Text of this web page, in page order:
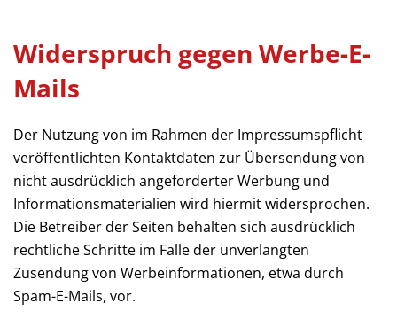
Widerspruch gegen Werbe-E-
Mails
Der Nutzung von im Rahmen der Impressumspflicht
veröffentlichten Kontaktdaten zur Übersendung von
nicht ausdrücklich angeforderter Werbung und
Informationsmaterialien wird hiermit widersprochen.
Die Betreiber der Seiten behalten sich ausdrücklich
rechtliche Schritte im Falle der unverlangten
Zusendung von Werbeinformationen, etwa durch
Spam-E-Mails, vor.